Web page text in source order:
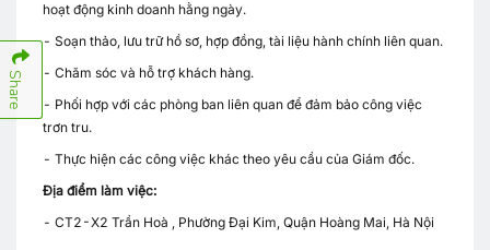
hoạt động kinh doanh hằng ngày.
- Soạn thảo, lưu trữ hồ sơ, hợp đồng, tài liệu hành chính liên quan.
- Chăm sóc và hỗ trợ khách hàng.
- Phối hợp với các phòng ban liên quan để đảm bảo công việc
trơn tru.
- Thực hiện các công việc khác theo yêu cầu của Giám đốc.
Địa điểm làm việc:
- CT2-X2 Trần Hoà , Phường Đại Kim, Quận Hoàng Mai, Hà Nội
Share